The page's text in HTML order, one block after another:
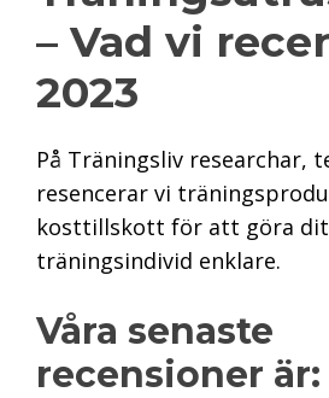
– Vad vi
2023
På Träningsliv researchar,
resencerar vi
kosttillskott för att göra
träningsindivid enklare.
Våra senaste
recensioner är: